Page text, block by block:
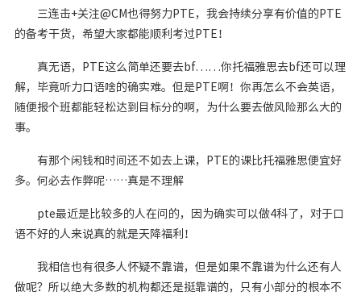
三连击+关注@CM也得努力PTE，我会持续分享有价值的PTE
的备考干货，希望大家都能顺利考过PTE！
真无语，PTE这么简单还要去bf……你托福雅思去bf还可以理
解，毕竟听力口语啥的确实难。但是PTE啊！你再怎么不会英语，
随便报个班都能轻松达到目标分的啊，为什么要去做风险那么大的
事。
有那个闲钱和时间还不如去上课，PTE的课比托福雅思便宜好
多。何必去作弊呢……真是不理解
pte最近是比较多的人在问的，因为确实可以做4科了，对于口
语不好的人来说真的就是天降福利！
我相信也有很多人怀疑不靠谱，但是如果不靠谱为什么还有人
做呢？所以绝大多数的机构都还是挺靠谱的，只有小部分的根本不